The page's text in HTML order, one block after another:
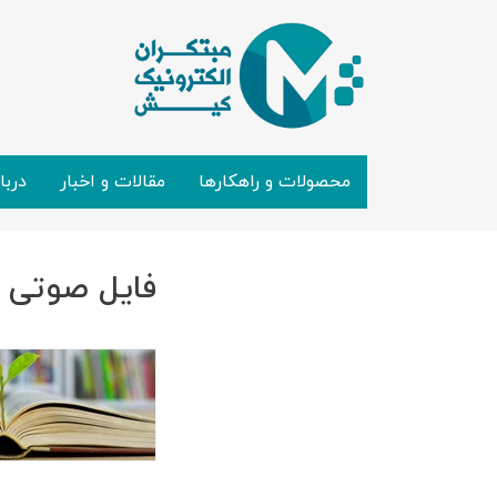
محصولات و راهکارها مقالات و اخبار
فایل صوتی